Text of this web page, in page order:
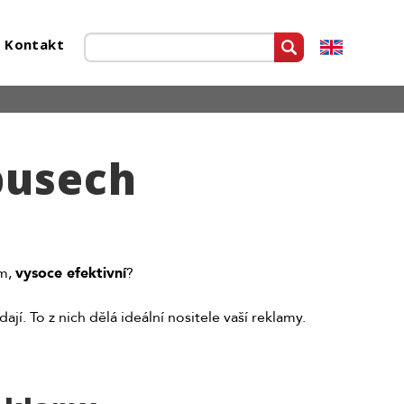
Kontakt
vysoce efektivní?
To z nich dělá ideální nositele vaší reklamy.